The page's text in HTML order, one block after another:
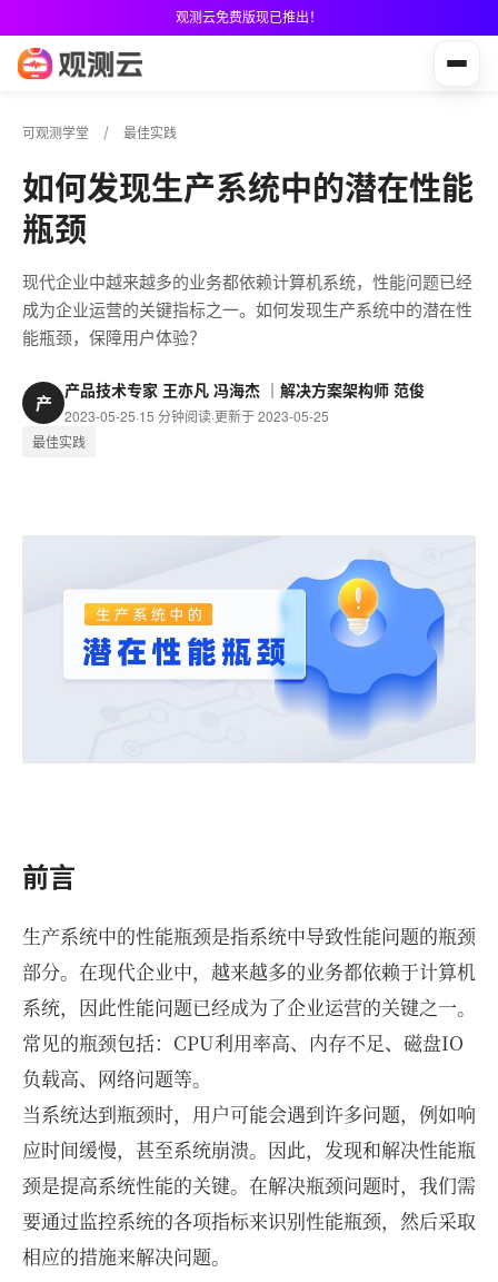
观测云免费版现已推出！
可观测学堂 最佳实践
如何发现生产系统中的潜在性能
瓶颈
现代企业中越来越多的业务都依赖计算机系统，性能问题已经
成为企业运营的关键指标之一。如何发现生产系统中的潜在性
能瓶颈，保障用户体验？
产
产品技术专家 王亦凡 冯海杰 ｜解决方案架构师 范俊
2023-05-25·15 分钟阅读·更新于 2023-05-25
最佳实践
前言
生产系统中的性能瓶颈是指系统中导致性能问题的瓶颈
部分。在现代企业中，越来越多的业务都依赖于计算机
系统，因此性能问题已经成为了企业运营的关键之一。
常见的瓶颈包括：CPU利用率高、内存不足、磁盘IO
负载高、网络问题等。
当系统达到瓶颈时，用户可能会遇到许多问题，例如响
应时间缓慢，甚至系统崩溃。因此，发现和解决性能瓶
颈是提高系统性能的关键。在解决瓶颈问题时，我们需
要通过监控系统的各项指标来识别性能瓶颈，然后采取
相应的措施来解决问题。